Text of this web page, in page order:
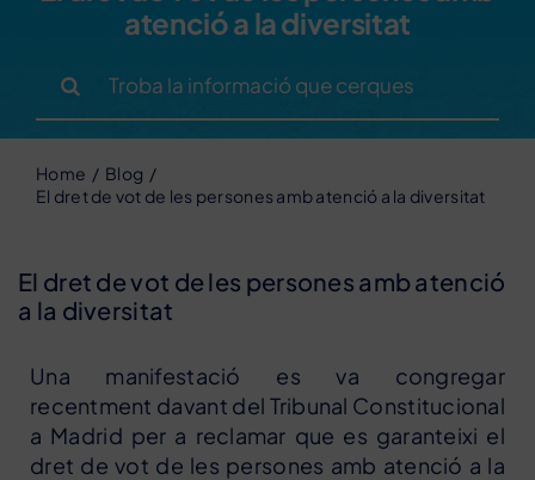
atenció a la diversitat
for:
Home
Blog
El dret de vot de les persones amb atenció a la diversitat
El dret de vot de les persones amb atenció
a la diversitat
Una manifestació es va congregar
recentment davant del Tribunal Constitucional
a Madrid per a reclamar que es garanteixi el
dret de vot de les persones amb atenció a la